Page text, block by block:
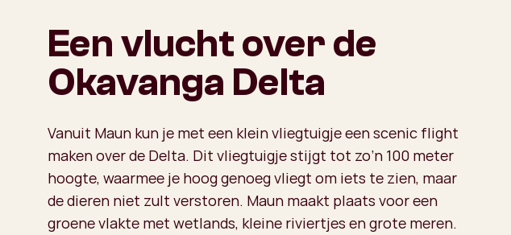
Een vlucht over de
Okavanga Delta
Vanuit Maun kun je met een klein vliegtuigje een scenic flight
maken over de Delta. Dit vliegtuigje stijgt tot zo’n 100 meter
hoogte, waarmee je hoog genoeg vliegt om iets te zien, maar
de dieren niet zult verstoren. Maun maakt plaats voor een
groene vlakte met wetlands, kleine riviertjes en grote meren.